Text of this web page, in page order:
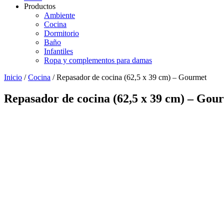
Productos
Ambiente
Cocina
Dormitorio
Baño
Infantiles
Ropa y complementos para damas
Inicio /Cocina / Repasador de cocina (62,5 x 39 cm) – Gourmet
Repasador de cocina (62,5 x 39 cm) –